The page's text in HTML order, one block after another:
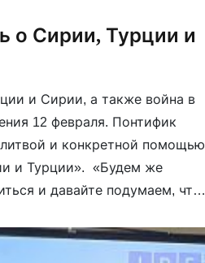
о Сирии, Турции и
и Сирии, а также война в
12 февраля. Понтифик
и конкретной помощью
и Турции». «Будем же
и давайте подумаем, что